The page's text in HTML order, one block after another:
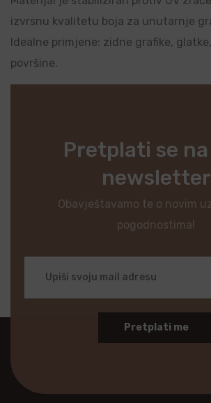
izvrsnu kvalitetu boja za unutarnje
Idealne primjene: zidne grafike,
površine.
Pretplati se
newsletter
Obavještavamo te o novim
pogodnostima!
Pretplati me